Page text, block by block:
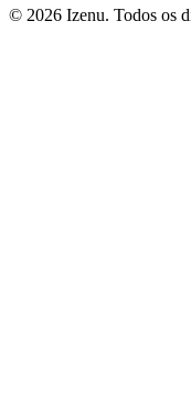
© 2026 Izenu. Todos os